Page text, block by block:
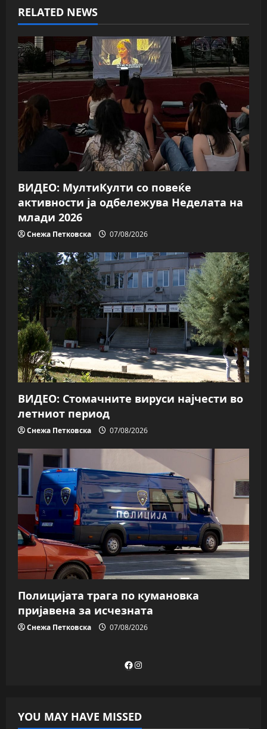
v
i
g
a
t
i
o
n
RELATED NEWS
ВИДЕО: МултиКулти со повеќе
активности ја одбележува Неделата на
млади 2026
Снежа Петковска 07/08/2026
ВИДЕО: Стомачните вируси најчести во
летниот период
Снежа Петковска 07/08/2026
Полицијата трага пo кумановка
пријавена за исчезната
Снежа Петковска 07/08/2026
Facebook
Instagram
YOU MAY HAVE MISSED